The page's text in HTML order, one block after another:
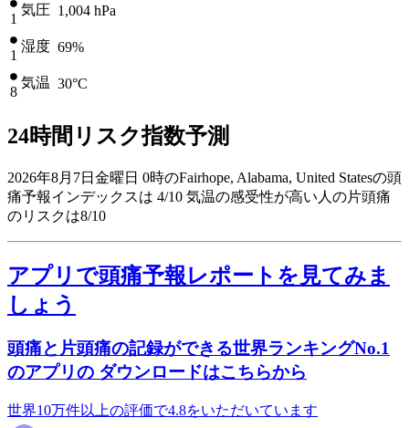
1
気圧 1,004 hPa
1
湿度 69%
8
気温 30°C
24時間リスク指数予測
2026年8月7日金曜日 0時のFairhope, Alabama, United Statesの頭
痛予報インデックスは 4/10 気温の感受性が高い人の片頭痛
のリスクは8/10
アプリで頭痛予報レポートを見てみま
しょう
頭痛と片頭痛の記録ができる世界ランキングNo.1
のアプリの ダウンロードはこちらから
世界10万件以上の評価で4.8をいただいています